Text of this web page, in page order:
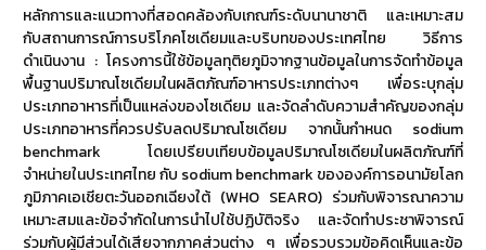
หลักการและแนวทางที่สอดคล้องกับเกณฑ์ระดับนานาชาติ และเหมาะสม
กับสถานการณ์การบริโภคโซเดียมและบริบทของประเทศไทย วิธีการ
ดำเนินงาน : โครงการนี้ใช้ข้อมูลทุติยภูมิจากฐานข้อมูลในการจัดทำข้อมูล
พื้นฐานปริมาณโซเดียมในผลิตภัณฑ์อาหารประเภทต่างๆ เพื่อระบุกลุ่ม
ประเภทอาหารที่เป็นแหล่งของโซเดียม และจัดลำดับความสำคัญของกลุ่ม
ประเภทอาหารที่ควรปรับลดปริมาณโซเดียม จากนั้นกำหนด sodium
benchmark โดยเปรียบเทียบข้อมูลปริมาณโซเดียมในผลิตภัณฑ์ที่
จำหน่ายในประเทศไทย กับ sodium benchmark ขององค์การอนามัยโลก
ภูมิภาคเอเชียตะวันออกเฉียงใต้ (WHO SEARO) ร่วมกับพิจารณาความ
เหมาะสมและข้อจำกัดในการนำไปใช้ปฏิบัติจริง และจัดทำประชาพิจารณ์
ร่วมกับผู้มีส่วนได้เสียจากภาคส่วนต่าง ๆ เพื่อรวบรวมข้อคิดเห็นและข้อ